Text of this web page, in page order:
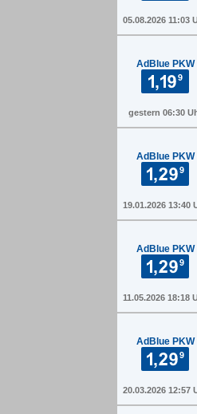
05.08.2026 11:03
AdBlue PKW
gestern 06:30
AdBlue PKW
19.01.2026 13:40
AdBlue PKW
11.05.2026 18:18
AdBlue PKW
20.03.2026 12:57